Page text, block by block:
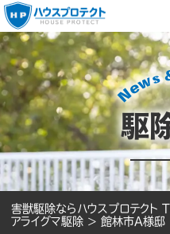
駆
害獣駆除ならハウスプロテクト
アライグマ駆除 > 館林市A様邸